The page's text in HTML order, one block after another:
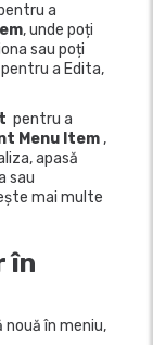
a
, unde poți
sau poți
pentru a Edita,
pentru a
Menu Item ,
apasă
sau
mai multe
în
în meniu,